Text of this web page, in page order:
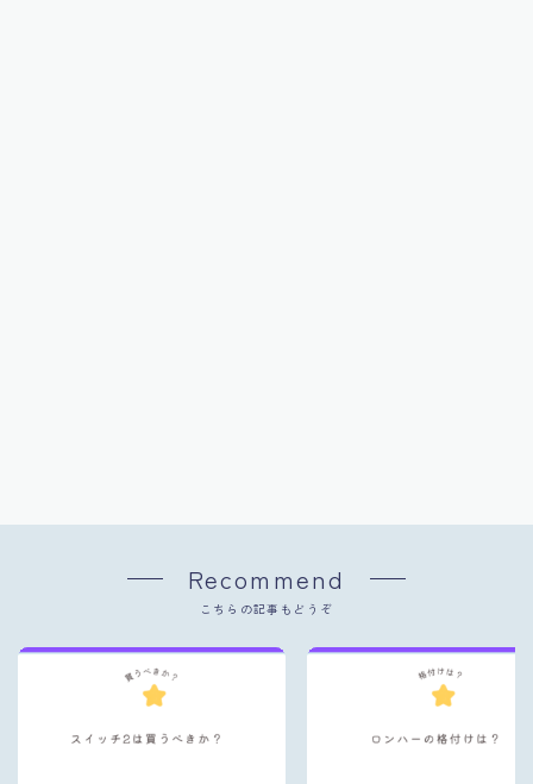
Recommend
こちらの記事もどうぞ